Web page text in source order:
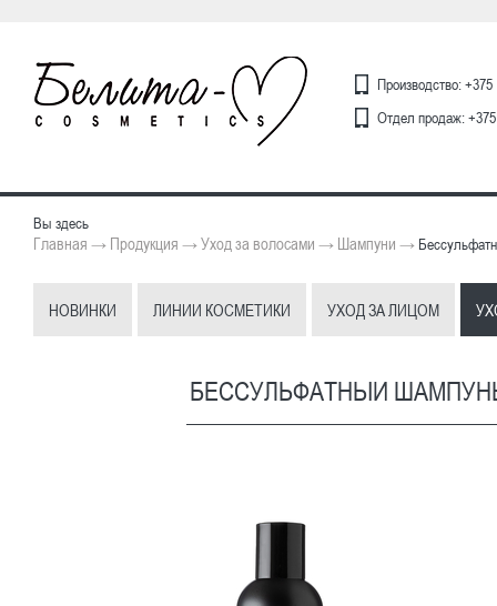
Производство:
Отдел продаж:
Вы здесь
Главная → Продукция →Уход за волосами → Шампуни →
НОВИНКИ ЛИНИИ КОСМЕТИКИ УХОД ЗА ЛИЦОМ
БЕССУЛЬФАТНЫЙ